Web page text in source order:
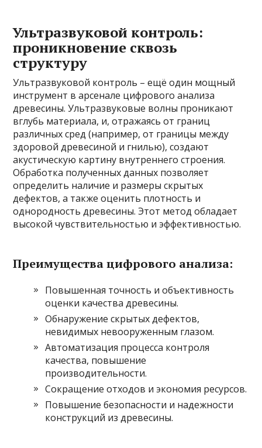
Ультразвуковой контроль:
проникновение сквозь
структуру
Ультразвуковой контроль – ещё один мощный
инструмент в арсенале цифрового анализа
древесины. Ультразвуковые волны проникают
вглубь материала, и, отражаясь от границ
различных сред (например, от границы между
здоровой древесиной и гнилью), создают
акустическую картину внутреннего строения.
Обработка полученных данных позволяет
определить наличие и размеры скрытых
дефектов, а также оценить плотность и
однородность древесины. Этот метод обладает
высокой чувствительностью и эффективностью.
Преимущества цифрового анализа:
Повышенная точность и объективность
оценки качества древесины.
Обнаружение скрытых дефектов,
невидимых невооруженным глазом.
Автоматизация процесса контроля
качества, повышение
производительности.
Сокращение отходов и экономия ресурсов.
Повышение безопасности и надежности
конструкций из древесины.